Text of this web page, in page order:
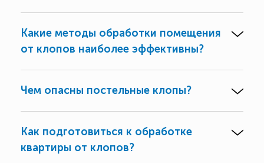
Какие методы обработки помещения
от клопов наиболее эффективны?
Чем опасны постельные клопы?
Как подготовиться к обработке
квартиры от клопов?